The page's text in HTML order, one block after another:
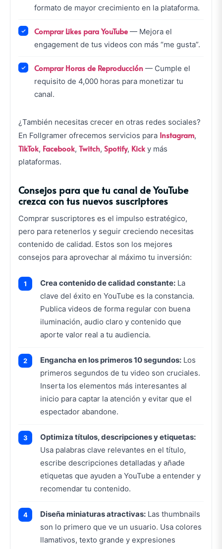
formato de mayor crecimiento en la plataforma.
Comprar Likes para YouTube — Mejora el
engagement de tus videos con más “me gusta”.
Comprar Horas de Reproducción — Cumple el
requisito de 4,000 horas para monetizar tu
canal.
¿También necesitas crecer en otras redes sociales?
En Follgramer ofrecemos servicios para Instagram,
TikTok, Facebook, Twitch, Spotify, Kick y más
plataformas.
Consejos para que tu canal de YouTube
crezca con tus nuevos suscriptores
Comprar suscriptores es el impulso estratégico,
pero para retenerlos y seguir creciendo necesitas
contenido de calidad. Estos son los mejores
consejos para aprovechar al máximo tu inversión:
Crea contenido de calidad constante: La
clave del éxito en YouTube es la constancia.
Publica videos de forma regular con buena
iluminación, audio claro y contenido que
aporte valor real a tu audiencia.
Engancha en los primeros 10 segundos: Los
primeros segundos de tu video son cruciales.
Inserta los elementos más interesantes al
inicio para captar la atención y evitar que el
espectador abandone.
Optimiza títulos, descripciones y etiquetas:
Usa palabras clave relevantes en el título,
escribe descripciones detalladas y añade
etiquetas que ayuden a YouTube a entender y
recomendar tu contenido.
Diseña miniaturas atractivas: Las thumbnails
son lo primero que ve un usuario. Usa colores
llamativos, texto grande y expresiones